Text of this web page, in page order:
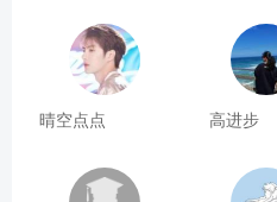
晴空点点 高进步